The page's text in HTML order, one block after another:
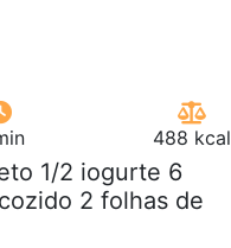
488 kcal
1/2 iogurte 6
2 folhas de